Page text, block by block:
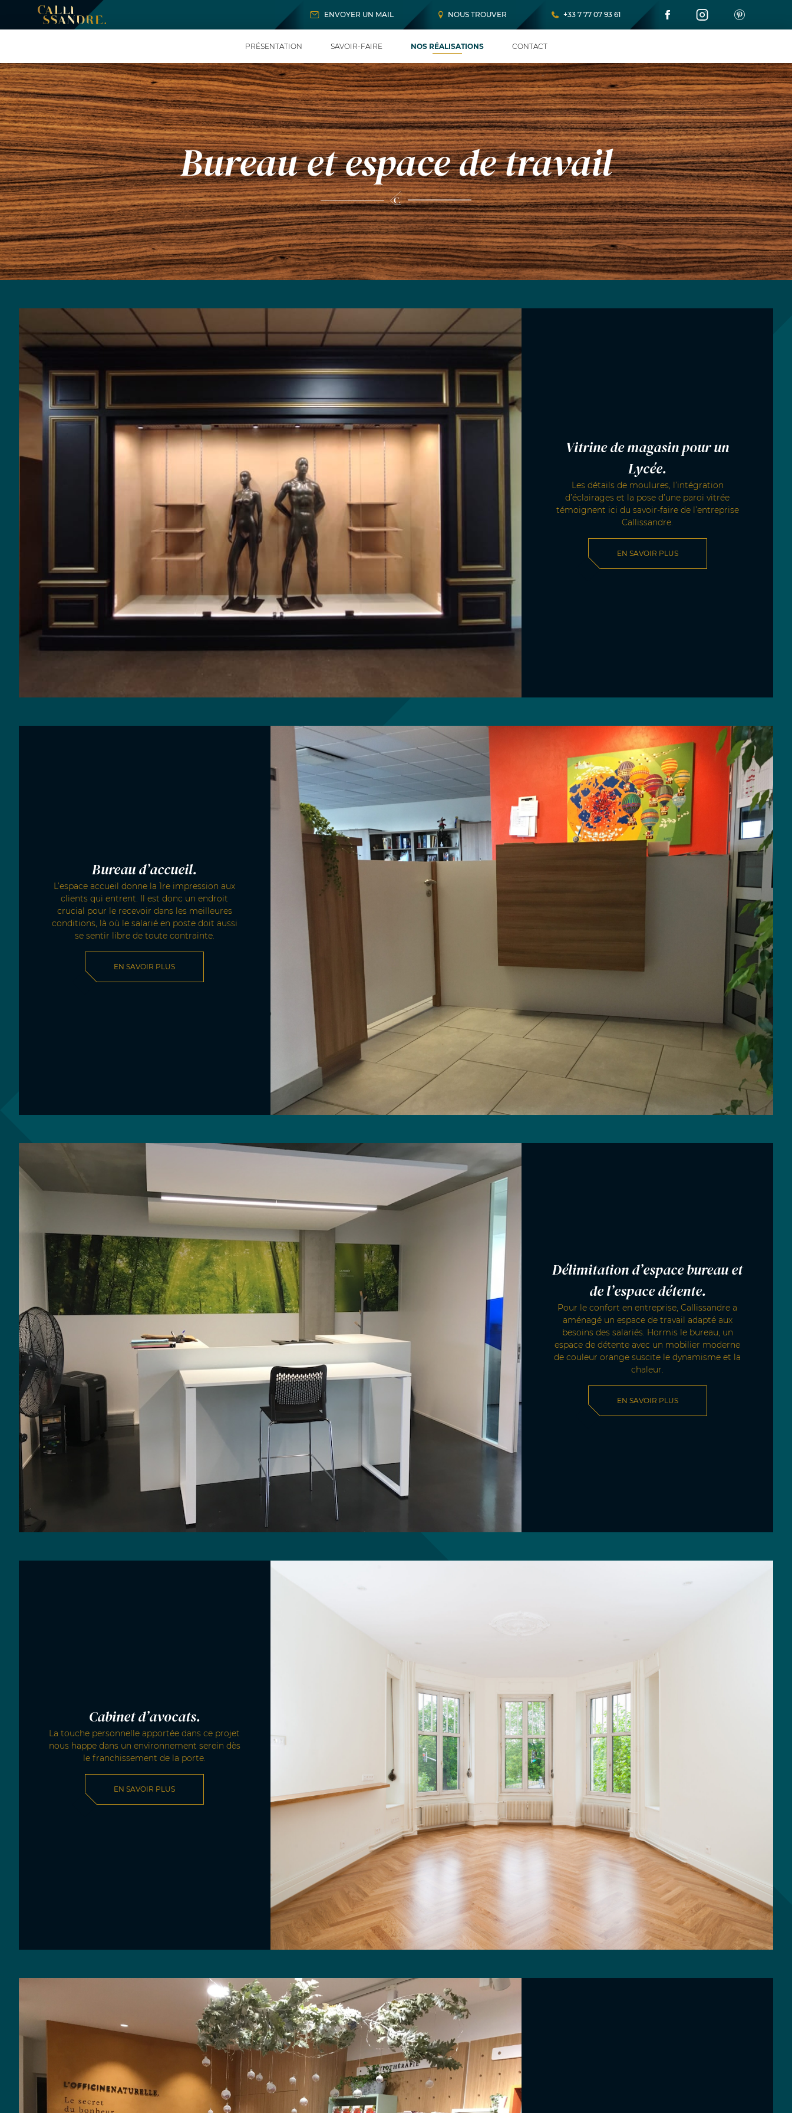
ENVOYER UN MAIL NOUS TROUVER +33 7 77 07 93 61
PRÉSENTATION SAVOIR-FAIRE NOS RÉALISATIONS CONTACT
Bureau et espace de travail
Vitrine de magasin pour un
Lycée.
Les détails de moulures, l’intégration
d’éclairages et la pose d’une paroi vitrée
témoignent ici du savoir-faire de l’entreprise
Callissandre.
EN SAVOIR PLUS
Bureau d’accueil.
L’espace accueil donne la 1re impression aux
clients qui entrent. Il est donc un endroit
crucial pour le recevoir dans les meilleures
conditions, là où le salarié en poste doit aussi
se sentir libre de toute contrainte.
EN SAVOIR PLUS
Délimitation d’espace bureau et
de l’espace détente.
Pour le confort en entreprise, Callissandre a
aménagé un espace de travail adapté aux
besoins des salariés. Hormis le bureau, un
espace de détente avec un mobilier moderne
de couleur orange suscite le dynamisme et la
chaleur.
EN SAVOIR PLUS
Cabinet d’avocats.
La touche personnelle apportée dans ce projet
nous happe dans un environnement serein dès
le franchissement de la porte.
EN SAVOIR PLUS